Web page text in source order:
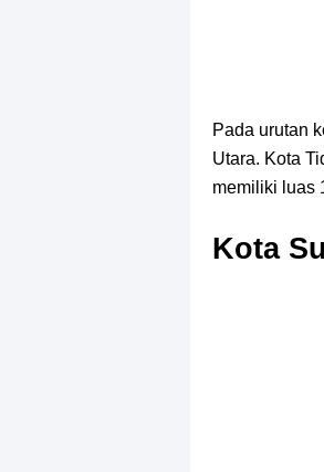
Pada urutan
Utara. Kota
memiliki luas
Kota